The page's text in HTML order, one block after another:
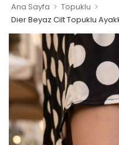
Ana Sayfa > Topuklu >
Dier Beyaz Cilt Topuklu